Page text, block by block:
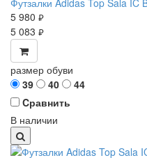
Футзалки Adidas Top Sala IC
5 980 руб.
5 083 руб.
размер обуви
39
40
44
Cравнить
В наличии